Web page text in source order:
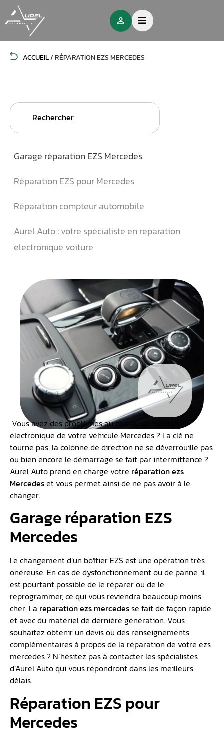
ACCUEIL/RÉPARATION EZS MERCEDES
Search
Garage réparation EZS Mercedes
Réparation EZS pour Mercedes
Réparation compteur automobile
Aurel Auto : votre spécialiste en reparation
electronique voiture
Vous avez des problèmes au niveau du neiman
électronique de votre véhicule Mercedes ? La clé ne
tourne pas, la colonne de direction ne se déverrouille pas
ou bien encore le démarrage se fait par intermittence ?
Aurel Auto prend en charge votre réparation ezs
Mercedeset vous permet ainsi de ne pas avoir à le
changer.
Garage réparation EZS
Mercedes
Le changement d’un boîtier EZS est une opération très
onéreuse. En cas de dysfonctionnement ou de panne, il
est pourtant possible de le réparer ou de le
reprogrammer, ce qui vous reviendra beaucoup moins
cher. La reparation ezs mercedesse fait de façon rapide
et avec du matériel de dernière génération. Vous
souhaitez obtenir un devis ou des renseignements
complémentaires à propos de la réparation de votre ezs
mercedes ? N’hésitez pas à contacter les spécialistes
d’Aurel Auto qui vous répondront dans les meilleurs
délais.
Réparation EZS pour
Mercedes